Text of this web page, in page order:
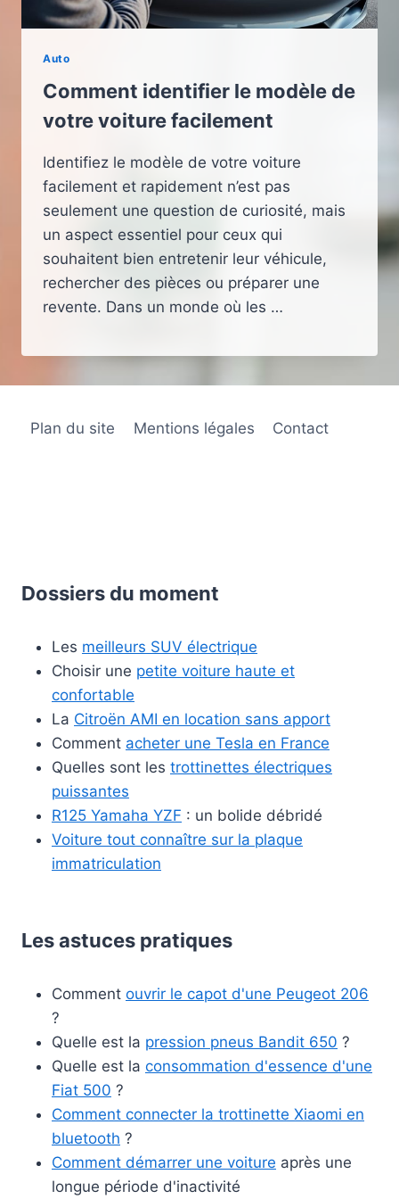
Auto
Comment identifier le modèle de
votre voiture facilement
Identifiez le modèle de votre voiture
facilement et rapidement n’est pas
seulement une question de curiosité, mais
un aspect essentiel pour ceux qui
souhaitent bien entretenir leur véhicule,
rechercher des pièces ou préparer une
revente. Dans un monde où les …
Plan du site Mentions légales Contact
Dossiers du moment
Les meilleurs SUV électrique
Choisir une petite voiture haute et
confortable
La Citroën AMI en location sans apport
Comment acheter une Tesla en France
Quelles sont les trottinettes électriques
puissantes
R125 Yamaha YZF : un bolide débridé
Voiture tout connaître sur la plaque
immatriculation
Les astuces pratiques
Comment ouvrir le capot d'une Peugeot 206
?
Quelle est la pression pneus Bandit 650 ?
Quelle est la consommation d'essence d'une
Fiat 500 ?
Comment connecter la trottinette Xiaomi en
bluetooth ?
Comment démarrer une voiture après une
longue période d'inactivité